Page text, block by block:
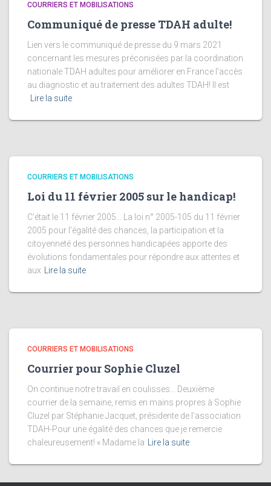
COURRIERS ET MOBILISATIONS
Communiqué de presse TDAH adulte!
Lien vers le communiqué de presse du 9 mars 2021
concernant les mesures préconisées par la coordination
nationale TDAH adultes pour améliorer en France l’accès
au diagnostic et au traitement des adultes TDAH! Il est
Lire la suite
COURRIERS ET MOBILISATIONS
Loi du 11 février 2005 sur le handicap!
C’était le 11 février 2005… La loi n° 2005-105 du 11 février
2005 pour l’égalité des chances, la participation et la
citoyenneté des personnes handicapées apporte des
évolutions fondamentales pour répondre aux attentes et
aux
Lire la suite
COURRIERS ET MOBILISATIONS
Courrier pour Sophie Cluzel
On continue notre travail en coulisses… Deuxième
courrier de la semaine, remis en mains propres à Sophie
Cluzel par Stéphanie Jacquet, présidente de l’association
TDAH-Pour une égalité des chances que je remercie
chaleureusement! « Madame la
Lire la suite